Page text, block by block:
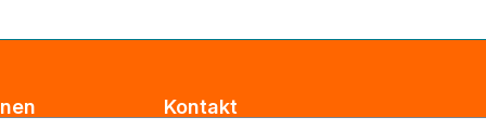
Kontakt